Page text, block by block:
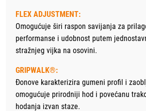
FLEX ADJUSTMENT:
Omogućuje širi raspon savijanja za
performanse i udobnost putem
stražnjeg vijka na osovini.
GRIPWALK®:
Đonove karakterizira gumeni profil i
omogućuje prirodniji hod i povećanu
hodanja izvan staze.